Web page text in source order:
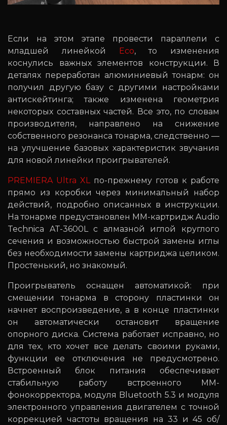
Если на этом этапе провести параллели с
младшей линейкой Eco, то изменения
коснулись важных элементов конструкции. В
деталях переработан алюминиевый тонарм: он
получил другую базу с другими настройками
антискейтинга; также изменена геометрия
некоторых составных частей. Все это, по словам
производителя, направлено на снижение
собственного резонанса тонарма, следственно —
на улучшение базовых характеристик звучания
для новой линейки проигрывателей.
PREMIERA Ultra XLпо-прежнему готов к работе
прямо из коробки через минимальный набор
действий, подробно описанных в инструкции.
На тонарме предустановлен ММ-картридж Audio
Technica AT-3600L с алмазной иглой круглого
сечения и возможностью быстрой замены иглы
без необходимости замены картриджа целиком.
Простенький, но знакомый.
Проигрыватель оснащен автоматикой: при
смещении тонарма в сторону пластинки он
начнет воспроизведение, а в конце пластинки
он автоматически остановит вращение
опорного диска. Система работает исправно, но
для тех, кто хочет все делать своими руками,
функции ее отключения не предусмотрено.
Встроенный блок питания обеспечивает
стабильную работу встроенного ММ-
фонокорректора, модуля Bluetooth 5.3 и модуля
электронного управления двигателем с точной
коррекцией частоты вращения на 33 и 45 об/